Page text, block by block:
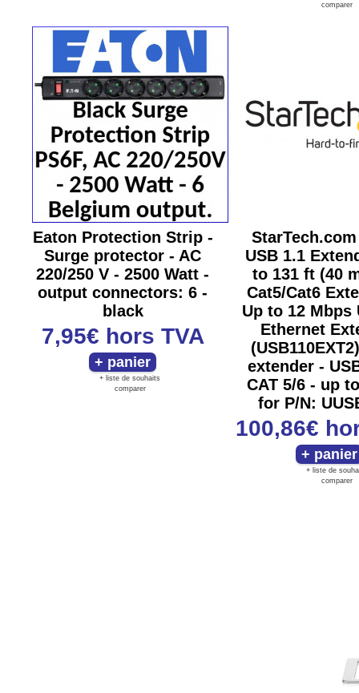
comparer
Eaton Protection Strip -
Surge protector - AC
220/250 V - 2500 Watt -
output connectors: 6 -
black
7,95€ hors TVA
+ liste de souhaits
comparer
USB 1.1
to 131 ft (40
Cat5/Cat6
Up to 12 Mbps
Ethernet
extender -
CAT 5/6 - up
for P/N:
100,86€
+ liste de
comparer